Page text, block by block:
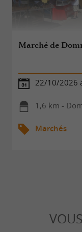
Marché de
22/10/2026
1,6 km -
Marchés